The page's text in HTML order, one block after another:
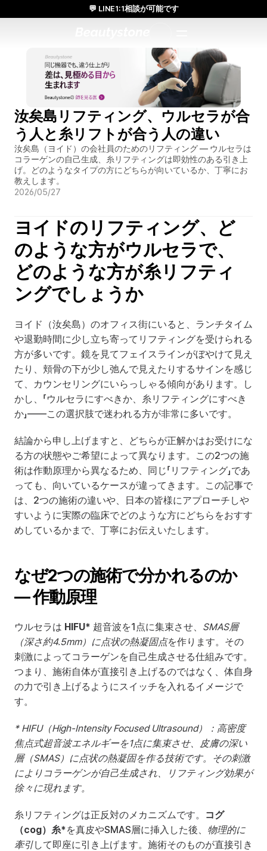
汝矣島リフティング、ウルセラが合
う人と糸リフトが合う人の違い
汝矣島（ヨイド）の会社員のためのリフティング — ウルセラは
コラーゲンの自己生成、糸リフティングは即効性のある引き上
げ。どのようなタイプの方にどちらが向いているか、丁寧にお
教えします。
2026/05/27
ヨイドのリフティング、ど
のような方がウルセラで、
どのような方が糸リフティ
ングでしょうか
ヨイド（汝矣島）のオフィス街にいると、ランチタイム
や退勤時間に少し立ち寄ってリフティングを受けられる
方が多いです。鏡を見てフェイスラインがぼやけて見え
たり、頬骨の下が少し弛んで見えたりするサインを感じ
て、カウンセリングにいらっしゃる傾向があります。し
かし、「ウルセラにすべきか、糸リフティングにすべき
か」――この選択肢で迷われる方が非常に多いです。
結論から申し上げますと、どちらが正解かはお受けにな
る方の状態やご希望によって異なります。この2つの施
術は作動原理から異なるため、同じ「リフティング」であ
っても、向いているケースが違ってきます。この記事で
は、2つの施術の違いや、日本の皆様にアプローチしや
すいように実際の臨床でどのような方にどちらをおすす
めしているかまで、丁寧にお伝えいたします。
なぜ2つの施術で分かれるのか
— 作動原理
ウルセラは HIFU* 超音波を1点に集束させ、 SMAS層
（深さ約4.5mm）に点状の熱凝固点を作ります。その
刺激によってコラーゲンを自己生成させる仕組みです。
つまり、施術自体が直接引き上げるのではなく、体自身
の力で引き上げるようにスイッチを入れるイメージで
す。
* HIFU（High-Intensity Focused Ultrasound）：高密度
焦点式超音波エネルギーを1点に集束させ、皮膚の深い
層（SMAS）に点状の熱凝固を作る技術です。その刺激
によりコラーゲンが自己生成され、リフティング効果が
徐々に現れます。
糸リフティングは正反対のメカニズムです。
コグ
（cog）糸*を真皮やSMAS層に挿入した後、 物理的に
牽引して即座に引き上げます。施術そのものが直接引き
💬 LINE1:1相談が可能です
日本人通訳常駐／お得な体験価格／満足度の高い効果